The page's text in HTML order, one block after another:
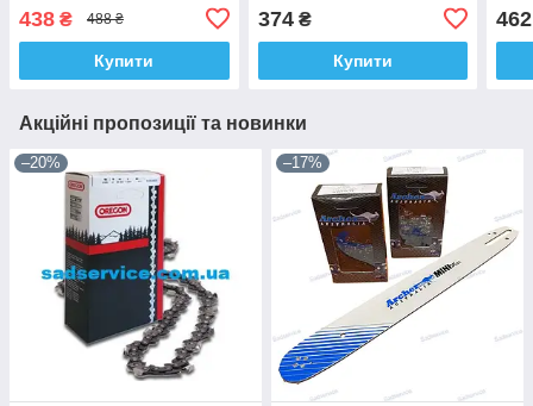
(3/8, 53 ланки, 1.3, супер
зуб)
438 ₴ 488 ₴
Купити
374₴
Купити
462
Акційні пропозиції та новинки
–20% –17%